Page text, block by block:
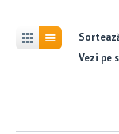
Vezi pe